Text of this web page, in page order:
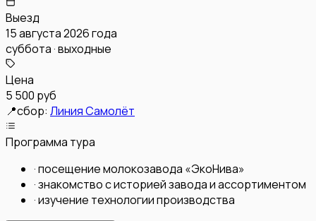
Выезд
15 августа 2026 года
суббота · выходные
Цена
5 500 руб
📍сбор: Линия Самолёт
Программа тура
·посещение молокозавода «ЭкоНива»
·знакомство с историей завода и ассортиментом
·изучение технологии производства